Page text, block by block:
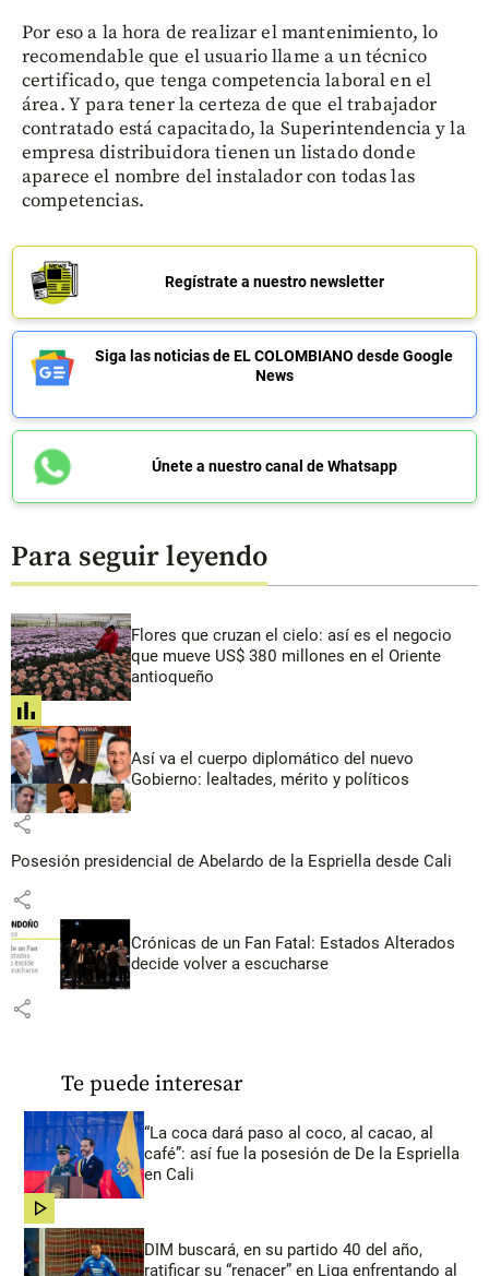
Por eso a la hora de realizar el mantenimiento, lo
recomendable que el usuario llame a un técnico
certificado, que tenga competencia laboral en el
área. Y para tener la certeza de que el trabajador
contratado está capacitado, la Superintendencia y la
empresa distribuidora tienen un listado donde
aparece el nombre del instalador con todas las
competencias.
Regístrate a nuestro newsletter
Siga las noticias de EL COLOMBIANO desde Google
News
Únete a nuestro canal de Whatsapp
Para seguir leyendo
Flores que cruzan el cielo: así es el negocio
que mueve US$ 380 millones en el Oriente
antioqueño
share
Así va el cuerpo diplomático del nuevo
Gobierno: lealtades, mérito y políticos
share
Posesión presidencial de Abelardo de la Espriella desde Cali
share
Crónicas de un Fan Fatal: Estados Alterados
decide volver a escucharse
share
Te puede interesar
“La coca dará paso al coco, al cacao, al
café”: así fue la posesión de De la Espriella
en Cali
share
DIM buscará, en su partido 40 del año,
ratificar su “renacer” en Liga enfrentando al